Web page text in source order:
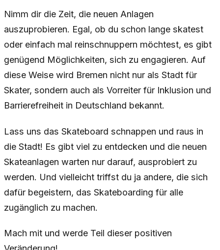
Nimm dir die Zeit, die neuen Anlagen
auszuprobieren. Egal, ob du schon lange skatest
oder einfach mal reinschnuppern möchtest, es gibt
genügend Möglichkeiten, sich zu engagieren. Auf
diese Weise wird Bremen nicht nur als Stadt für
Skater, sondern auch als Vorreiter für Inklusion und
Barrierefreiheit in Deutschland bekannt.
Lass uns das Skateboard schnappen und raus in
die Stadt! Es gibt viel zu entdecken und die neuen
Skateanlagen warten nur darauf, ausprobiert zu
werden. Und vielleicht triffst du ja andere, die sich
dafür begeistern, das Skateboarding für alle
zugänglich zu machen.
Mach mit und werde Teil dieser positiven